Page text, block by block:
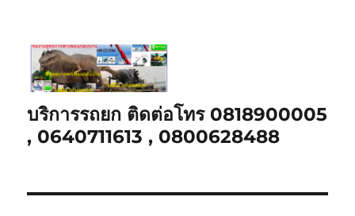
บริการรถยก ติดต่อโทร 0818900005
, 0640711613 , 0800628488